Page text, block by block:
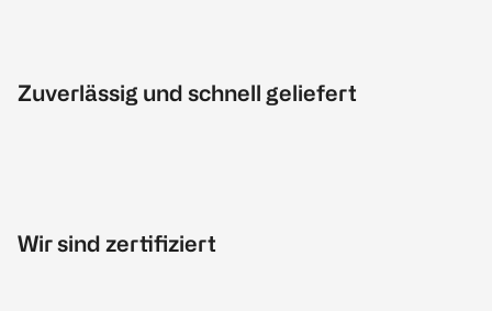
Zuverlässig und schnell geliefert
Wir sind zertifiziert